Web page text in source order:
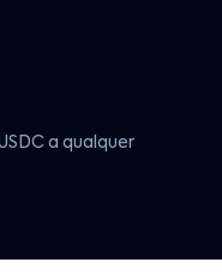
a qualquer